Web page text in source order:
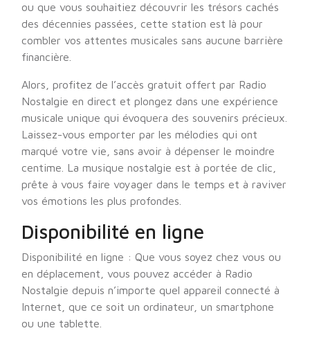
ou que vous souhaitiez découvrir les trésors cachés
des décennies passées, cette station est là pour
combler vos attentes musicales sans aucune barrière
financière.
Alors, profitez de l’accès gratuit offert par Radio
Nostalgie en direct et plongez dans une expérience
musicale unique qui évoquera des souvenirs précieux.
Laissez-vous emporter par les mélodies qui ont
marqué votre vie, sans avoir à dépenser le moindre
centime. La musique nostalgie est à portée de clic,
prête à vous faire voyager dans le temps et à raviver
vos émotions les plus profondes.
Disponibilité en ligne
Disponibilité en ligne : Que vous soyez chez vous ou
en déplacement, vous pouvez accéder à Radio
Nostalgie depuis n’importe quel appareil connecté à
Internet, que ce soit un ordinateur, un smartphone
ou une tablette.